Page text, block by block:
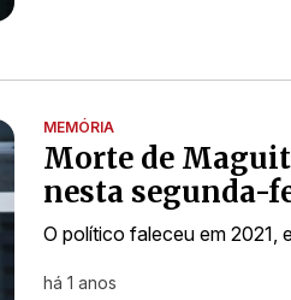
MEMÓRIA
Morte de
nesta segunda-
O político faleceu em 2021,
há 1 anos